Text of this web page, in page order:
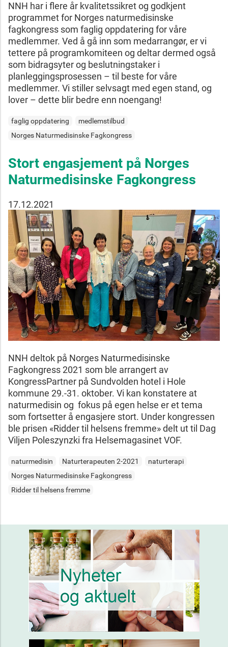
NNH har i flere år kvalitetssikret og godkjent
programmet for Norges naturmedisinske
fagkongress som faglig oppdatering for våre
medlemmer. Ved å gå inn som medarrangør, er vi
tettere på programkomiteen og deltar dermed også
som bidragsyter og beslutningstaker i
planleggingsprosessen – til beste for våre
medlemmer. Vi stiller selvsagt med egen stand, og
lover – dette blir bedre enn noengang!
faglig oppdatering
medlemstilbud
Norges Naturmedisinske Fagkongress
Stort engasjement på Norges
Naturmedisinske Fagkongress
17.12.2021
NNH deltok på Norges Naturmedisinske
Fagkongress 2021 som ble arrangert av
KongressPartner på Sundvolden hotel i Hole
kommune 29.-31. oktober. Vi kan konstatere at
naturmedisin og fokus på egen helse er et tema
som fortsetter å engasjere stort. Under kongressen
ble prisen «Ridder til helsens fremme» delt ut til Dag
Viljen Poleszynzki fra Helsemagasinet VOF.
naturmedisin Naturterapeuten 2-2021
naturterapi
Norges Naturmedisinske Fagkongress
Ridder til helsens fremme